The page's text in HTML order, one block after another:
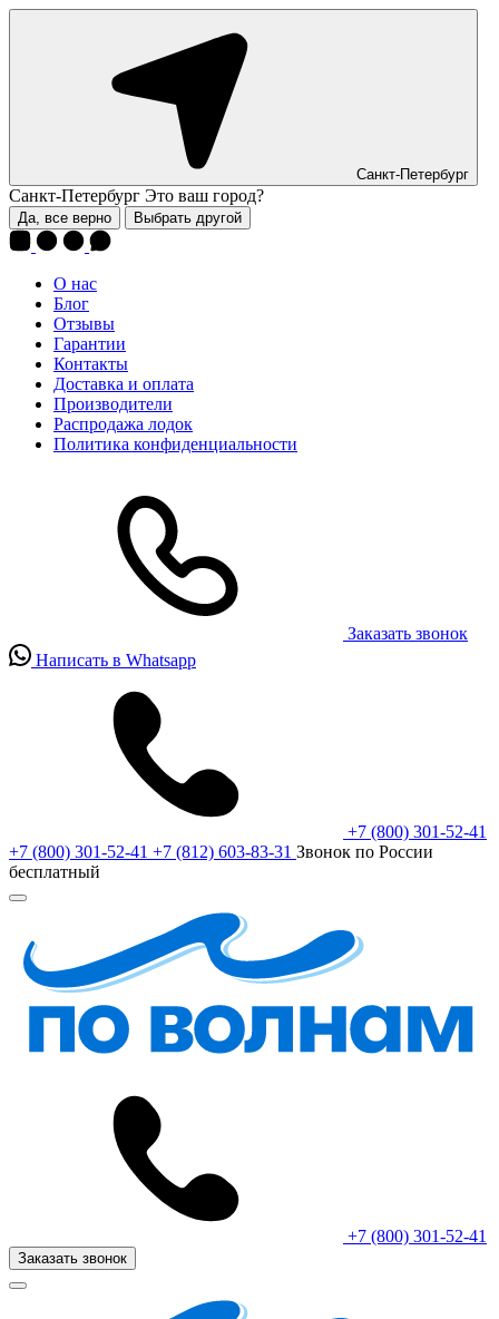
Санкт-Петербург
Санкт-Петербург Это ваш город?
Да, все верно Выбрать другой
О нас
Блог
Отзывы
Гарантии
Контакты
Доставка и оплата
Производители
Распродажа лодок
Политика конфиденциальности
Заказать звонок
Написать в Whatsapp
+7 (800) 301-52-41
+7 (800) 301-52-41 +7 (812) 603-83-31 Звонок по России
бесплатный
+7 (800) 301-52-41
Заказать звонок